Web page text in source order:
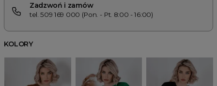
Zadzwoń i zamów
tel. 509 169 000 (Pon. - Pt. 8:00 - 16:00)
KOLORY